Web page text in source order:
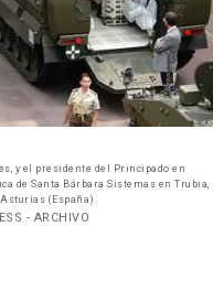
y el presidente del Principado en
de Santa Bárbara Sistemas en Trubia,
(España).
- ARCHIVO